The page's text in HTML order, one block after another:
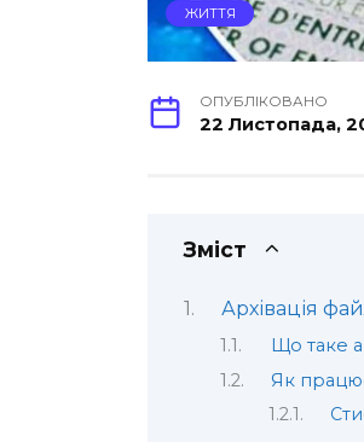
ЖИТТЯ
ОПУБЛІКОВАНО
22 Листопада,
Зміст
Архівація
Що таке
Як